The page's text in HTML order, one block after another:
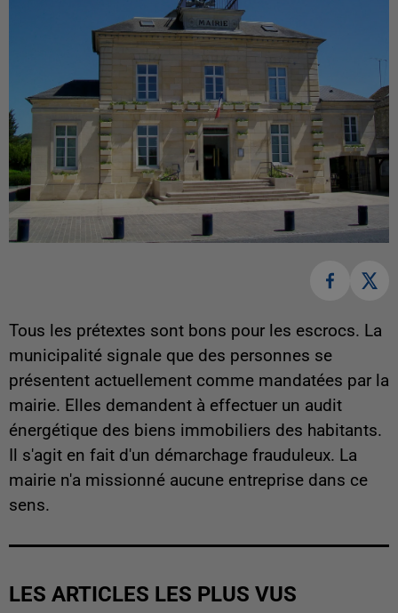
Tous les prétextes sont bons pour les escrocs. La
municipalité signale que des personnes se
présentent actuellement comme mandatées par la
mairie. Elles demandent à effectuer un audit
énergétique des biens immobiliers des habitants.
Il s'agit en fait d'un démarchage frauduleux. La
mairie n'a missionné aucune entreprise dans ce
sens.
LES ARTICLES LES PLUS VUS